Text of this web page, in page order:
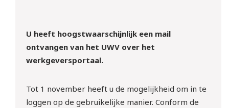
U heeft hoogstwaarschijnlijk een mail
ontvangen van het UWV over het
werkgeversportaal.
Tot 1 november heeft u de mogelijkheid om in te
loggen op de gebruikelijke manier. Conform de